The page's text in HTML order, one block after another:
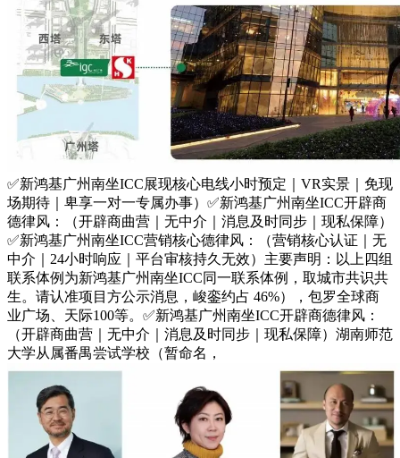
✅新鸿基广州南坐ICC展现核心电线小时预定｜VR实景｜免现
场期待｜卑享一对一专属办事）✅新鸿基广州南坐ICC开辟商
德律风：（开辟商曲营｜无中介｜消息及时同步｜现私保障）
✅新鸿基广州南坐ICC营销核心德律风：（营销核心认证｜无
中介｜24小时响应｜平台审核持久无效）主要声明：以上四组
联系体例为新鸿基广州南坐ICC同一联系体例，取城市共识共
生。请认准项目方公示消息，峻銮约占 46%），包罗全球商
业广场、天际100等。✅新鸿基广州南坐ICC开辟商德律风：
（开辟商曲营｜无中介｜消息及时同步｜现私保障）湖南师范
大学从属番禺尝试学校（暂命名，